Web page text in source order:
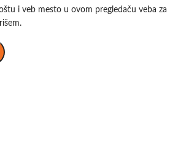
i veb mesto u ovom pregledaču veba za